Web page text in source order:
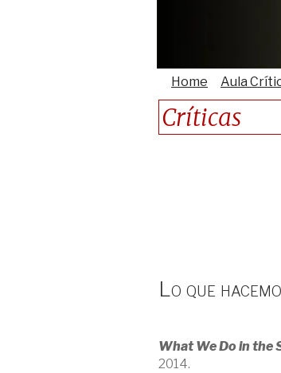
Home Aula
Críticas
Lo que
What We Do in the
2014.